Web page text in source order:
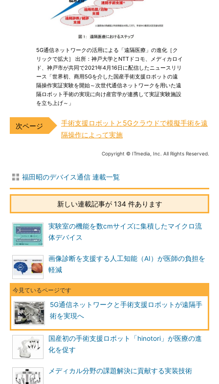
5G通信ネットワークの活用による「遠隔医療」の進化［ク
リックで拡大］ 出所：神戸大学とNTTドコモ、メディカロイ
ド、神戸市が共同で2021年4月16日に配信したニュースリリ
ース「世界初、商用5Gを介した国産手術支援ロボットの遠
隔操作実証実験を開始～次世代通信ネットワークを用いた遠
隔ロボット手術の実現に向け産官学が連携して実証実験施設
を立ち上げ～」
手術支援ロボットと5Gクラウドで模擬手術を遠
隔操作によって実施
Copyright © ITmedia, Inc. All Rights Reserved.
福田昭のデバイス通信 連載一覧
新しい連載記事が 134 件あります
実験室の機能を数cmサイズに集積したマイクロ流
体デバイス
画像診断を支援する人工知能（AI）が医師の負担を
軽減
5G通信ネットワークと手術支援ロボットが遠隔手
術を実現へ
国産初の手術支援ロボット「hinotori」が医療の進
化を促す
メディカル分野の課題解決に貢献する実装技術